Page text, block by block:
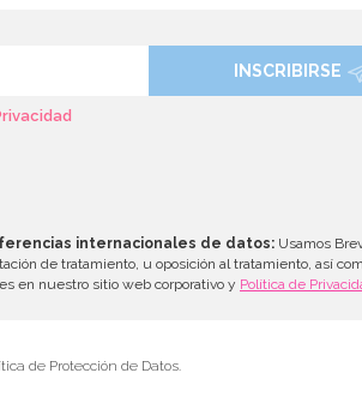
INSCRIBIRSE
internacionales de datos: Usamos
de tratamiento, u oposición al tratamiento, así
en nuestro sitio web corporativo y Política de
de Protección de Datos.